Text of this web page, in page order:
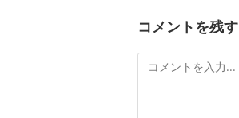
コメントを残す